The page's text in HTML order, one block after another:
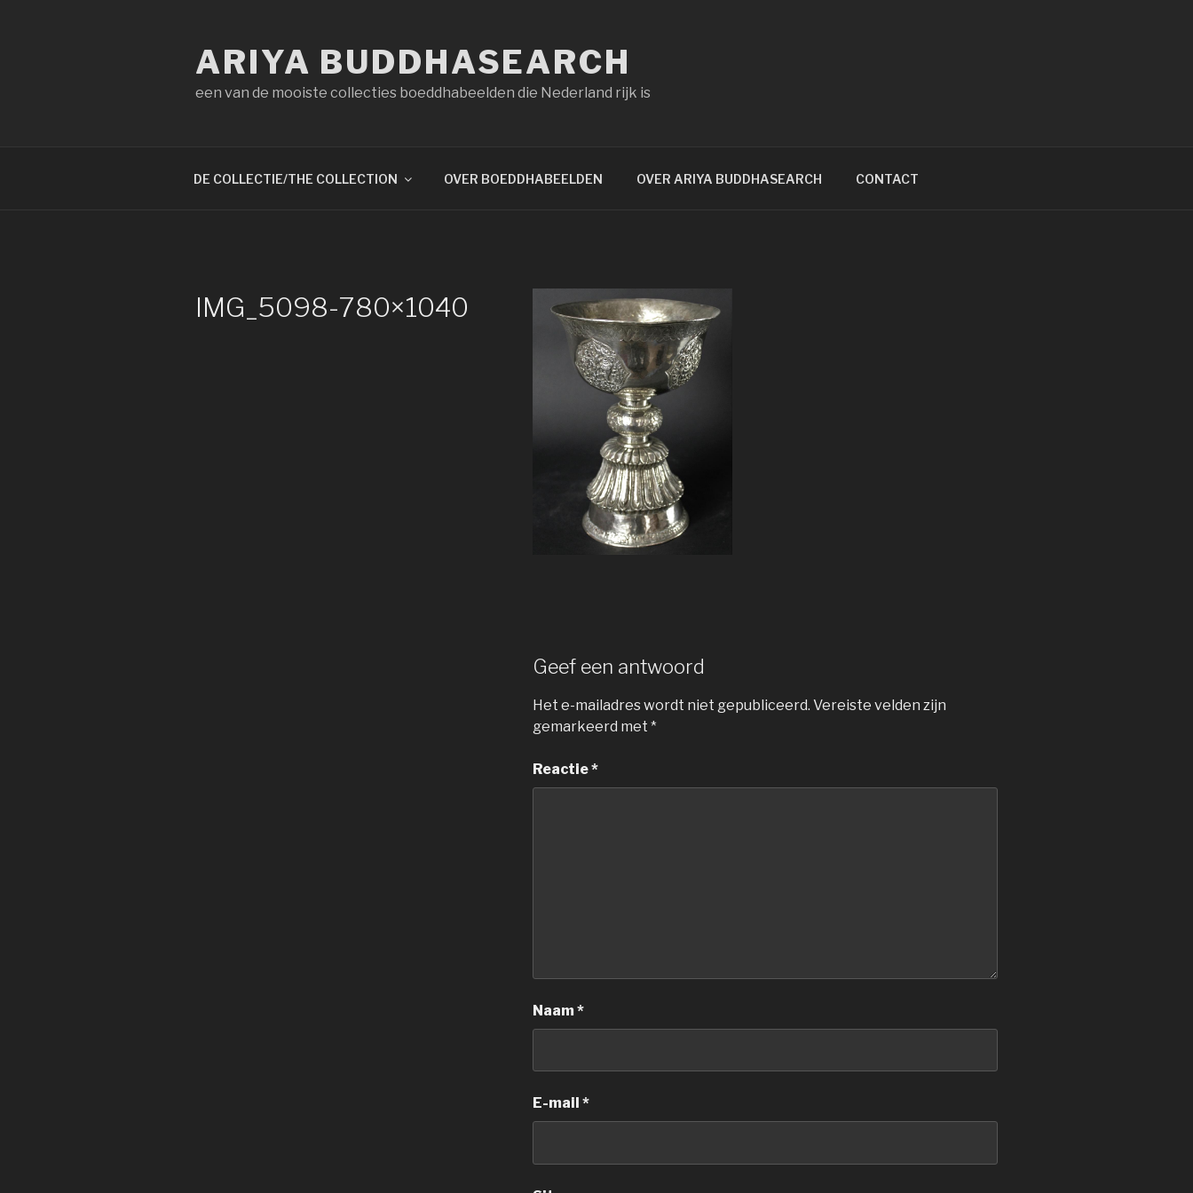
ARIYA BUDDHASEARCH
een van de mooiste collecties boeddhabeelden die Nederland rijk is
DE COLLECTIE/THE COLLECTION OVER BOEDDHABEELDEN OVER ARIYA BUDDHASEARCH CONTACT
IMG_5098-780×1040
Geef een antwoord
Het e-mailadres wordt niet gepubliceerd. Vereiste velden zijn
gemarkeerd met *
Reactie*
Naam*
E-mail *